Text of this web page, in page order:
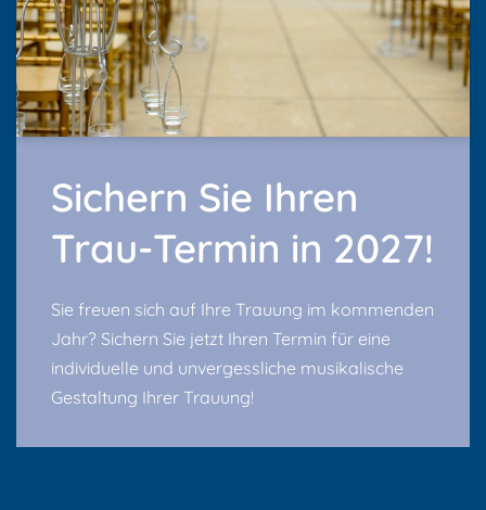
Sichern Sie Ihren
Trau-Termin in 2027!
Sie freuen sich auf Ihre Trauung im kommenden
Jahr? Sichern Sie jetzt Ihren Termin für eine
individuelle und unvergessliche musikalische
Gestaltung Ihrer Trauung!